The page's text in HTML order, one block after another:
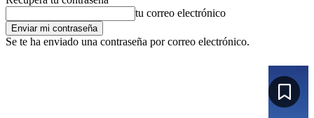
tu correo electrónico
Se te ha enviado una contraseña por correo electrónico.